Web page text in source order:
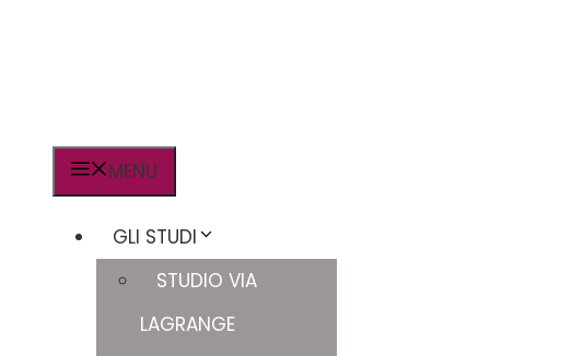
MENU
GLI STUDI
STUDIO VIA
LAGRANGE